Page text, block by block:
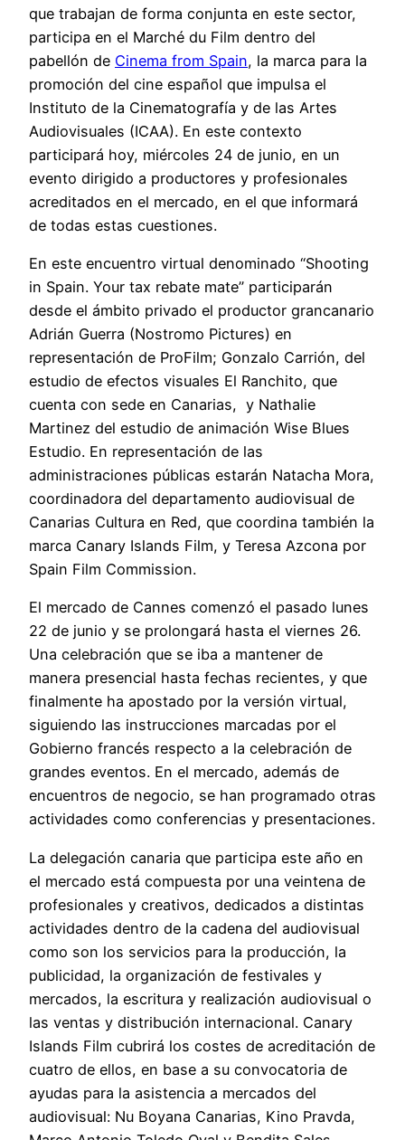
que trabajan de forma conjunta en este sector,
participa en el Marché du Film dentro del
pabellón de Cinema from Spain, la marca para la
promoción del cine español que impulsa el
Instituto de la Cinematografía y de las Artes
Audiovisuales (ICAA). En este contexto
participará hoy, miércoles 24 de junio, en un
evento dirigido a productores y profesionales
acreditados en el mercado, en el que informará
de todas estas cuestiones.
En este encuentro virtual denominado “Shooting
in Spain. Your tax rebate mate” participarán
desde el ámbito privado el productor grancanario
Adrián Guerra (Nostromo Pictures) en
representación de ProFilm; Gonzalo Carrión, del
estudio de efectos visuales El Ranchito, que
cuenta con sede en Canarias, y Nathalie
Martinez del estudio de animación Wise Blues
Estudio. En representación de las
administraciones públicas estarán Natacha Mora,
coordinadora del departamento audiovisual de
Canarias Cultura en Red, que coordina también la
marca Canary Islands Film, y Teresa Azcona por
Spain Film Commission.
El mercado de Cannes comenzó el pasado lunes
22 de junio y se prolongará hasta el viernes 26.
Una celebración que se iba a mantener de
manera presencial hasta fechas recientes, y que
finalmente ha apostado por la versión virtual,
siguiendo las instrucciones marcadas por el
Gobierno francés respecto a la celebración de
grandes eventos. En el mercado, además de
encuentros de negocio, se han programado otras
actividades como conferencias y presentaciones.
La delegación canaria que participa este año en
el mercado está compuesta por una veintena de
profesionales y creativos, dedicados a distintas
actividades dentro de la cadena del audiovisual
como son los servicios para la producción, la
publicidad, la organización de festivales y
mercados, la escritura y realización audiovisual o
las ventas y distribución internacional. Canary
Islands Film cubrirá los costes de acreditación de
cuatro de ellos, en base a su convocatoria de
ayudas para la asistencia a mercados del
audiovisual: Nu Boyana Canarias, Kino Pravda,